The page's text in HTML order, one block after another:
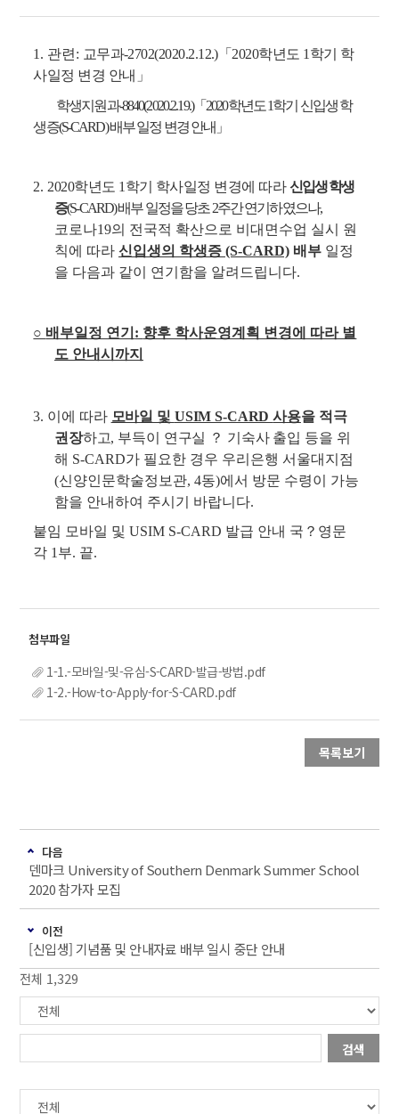
1. 관련 : 교무과-2702(2020.2.12.)「 2020학년도 1 학기 학
사일정 변경 안내 」
학생지원과-8840(2020.2.19.)「 2020학년도1학기 신입생 학
생증(S-CARD)배부 일정 변경 안내 」
2. 2020학년도 1 학기 학사일정 변경에 따라신입생 학생
증(S-CARD)배부 일정을 당초2주간 연기하였으나,
코로나19의 전국적 확산으로 비대면수업 실시 원
칙에 따라 신입생의 학생증 (S-CARD) 배부 일정
을 다음과 같이 연기함을 알려드립니다.
○ 배부일정 연기 : 향후 학사운영계획 변경에 따라 별
도 안내시까지
3. 이에 따라 모바일 및 USIM S-CARD사용을 적극
권장하고, 부득이 연구실 ？ 기숙사 출입 등을 위
해 S-CARD가 필요한 경우 우리은행 서울대지점
(신양인문학술정보관, 4동)에서 방문 수령이 가능
함을 안내하여 주시기 바랍니다.
붙임 모바일 및USIM S-CARD 발급 안내 국 ？ 영문
각 1 부. 끝.
1-1.-모바일-및-유심-S-CARD-발급-방법.pdf
1-2.-How-to-Apply-for-S-CARD.pdf
목록보기
다음
덴마크 University of Southern Denmark Summer School
2020 참가자 모집
이전
[신입생] 기념품 및 안내자료 배부 일시 중단 안내
전체 1,329
검색